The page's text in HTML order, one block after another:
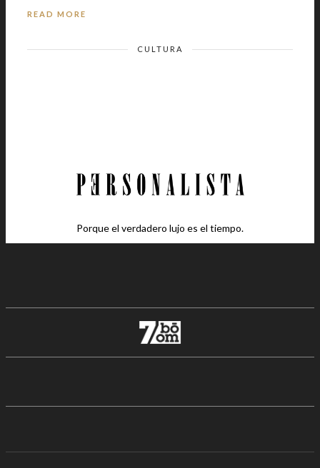
READ MORE
CULTURA
Porque el verdadero lujo es el tiempo.